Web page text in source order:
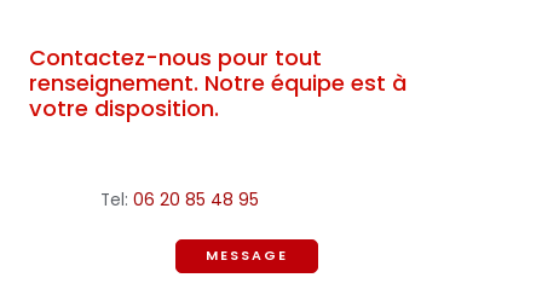
Contactez-nous pour tout
renseignement. Notre équipe est à
votre disposition.
Tel: 06 20 85 48 95
MESSAGE